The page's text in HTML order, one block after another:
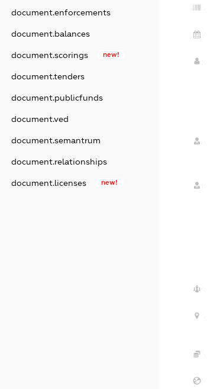
document.enforcements
document.balances
document.scorings new!
document.tenders
document.publicfunds
document.ved
document.semantrum
document.relationships
document.licenses new!